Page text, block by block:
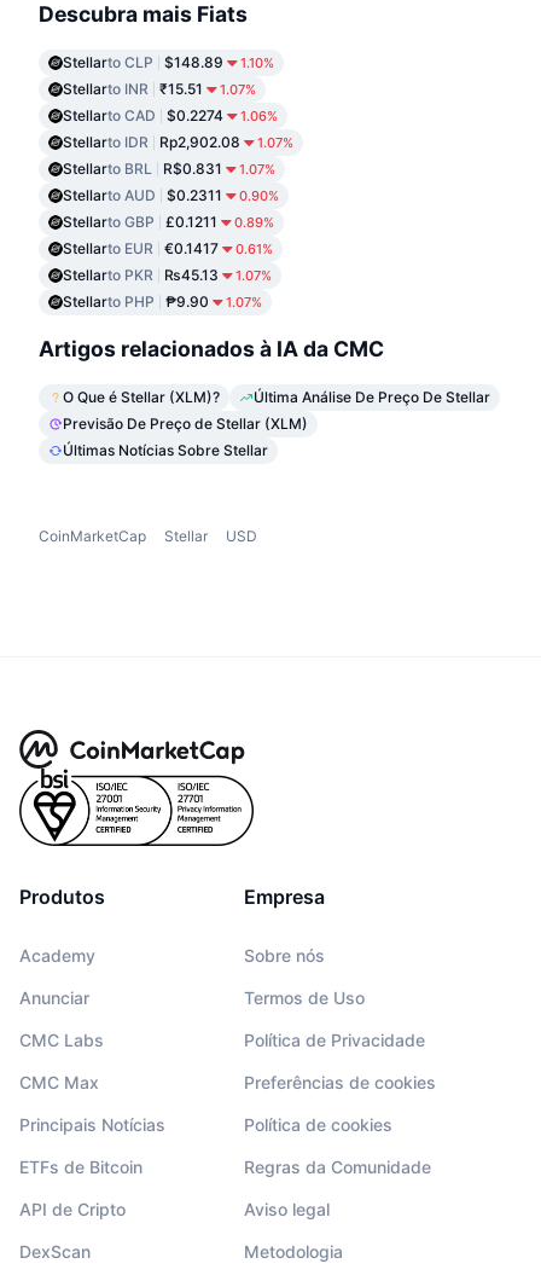
Descubra mais Fiats
Stellarto CLP $148.89 1.10%
Stellarto INR ₹15.51 1.07%
Stellarto CAD $0.2274 1.06%
Stellarto IDR Rp2,902.08 1.07%
Stellarto BRL R$0.831 1.07%
Stellarto AUD $0.2311 0.90%
Stellarto GBP £0.1211 0.89%
Stellarto EUR €0.1417 0.61%
Stellarto PKR ₨45.13 1.07%
Stellarto PHP ₱9.90 1.07%
Artigos relacionados à IA da CMC
O Que é Stellar (XLM)?
Última Análise De Preço De Stellar
Previsão De Preço de Stellar (XLM)
Últimas Notícias Sobre Stellar
CoinMarketCap Stellar USD
Produtos
Academy
Anunciar
CMC Labs
CMC Max
Principais Notícias
ETFs de Bitcoin
API de Cripto
DexScan
Empresa
Sobre nós
Termos de Uso
Política de Privacidade
Preferências de cookies
Política de cookies
Regras da Comunidade
Aviso legal
Metodologia